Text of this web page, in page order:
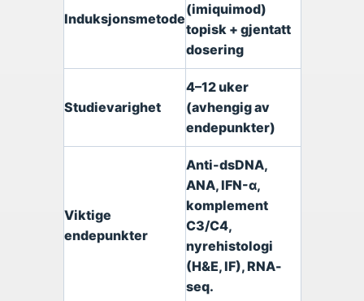
Induksjonsmetode
(imiquimod)
topisk + gjentatt
dosering
Studievarighet
4–12 uker
(avhengig av
endepunkter)
Viktige
endepunkter
Anti-dsDNA,
ANA, IFN-α,
komplement
C3/C4,
nyrehistologi
(H&E, IF), RNA-
seq.